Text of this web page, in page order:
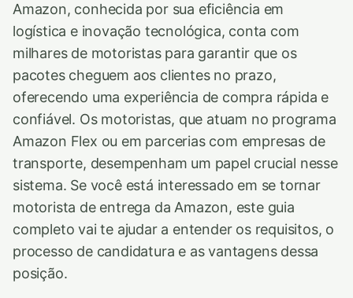
Amazon, conhecida por sua eficiência em
logística e inovação tecnológica, conta com
milhares de motoristas para garantir que os
pacotes cheguem aos clientes no prazo,
oferecendo uma experiência de compra rápida e
confiável. Os motoristas, que atuam no programa
Amazon Flex ou em parcerias com empresas de
transporte, desempenham um papel crucial nesse
sistema. Se você está interessado em se tornar
motorista de entrega da Amazon, este guia
completo vai te ajudar a entender os requisitos, o
processo de candidatura e as vantagens dessa
posição.